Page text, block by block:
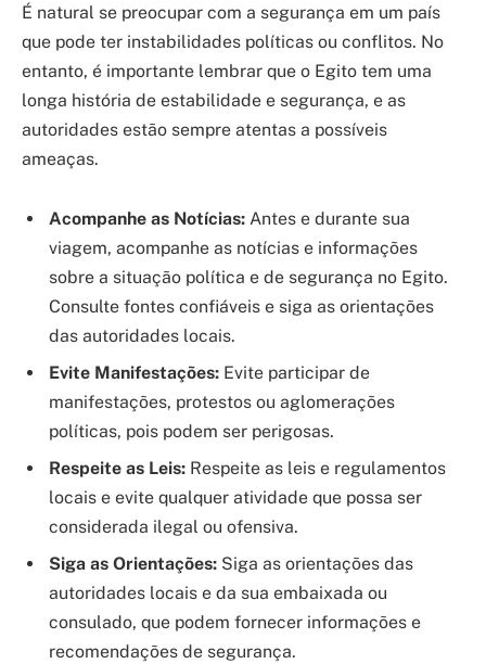
É natural se preocupar com a segurança em um país
que pode ter instabilidades políticas ou conflitos. No
entanto, é importante lembrar que o Egito tem uma
longa história de estabilidade e segurança, e as
autoridades estão sempre atentas a possíveis
ameaças.
Acompanhe as Notícias: Antes e durante sua
viagem, acompanhe as notícias e informações
sobre a situação política e de segurança no Egito.
Consulte fontes confiáveis e siga as orientações
das autoridades locais.
Evite Manifestações: Evite participar de
manifestações, protestos ou aglomerações
políticas, pois podem ser perigosas.
Respeite as Leis: Respeite as leis e regulamentos
locais e evite qualquer atividade que possa ser
considerada ilegal ou ofensiva.
Siga as Orientações: Siga as orientações das
autoridades locais e da sua embaixada ou
consulado, que podem fornecer informações e
recomendações de segurança.